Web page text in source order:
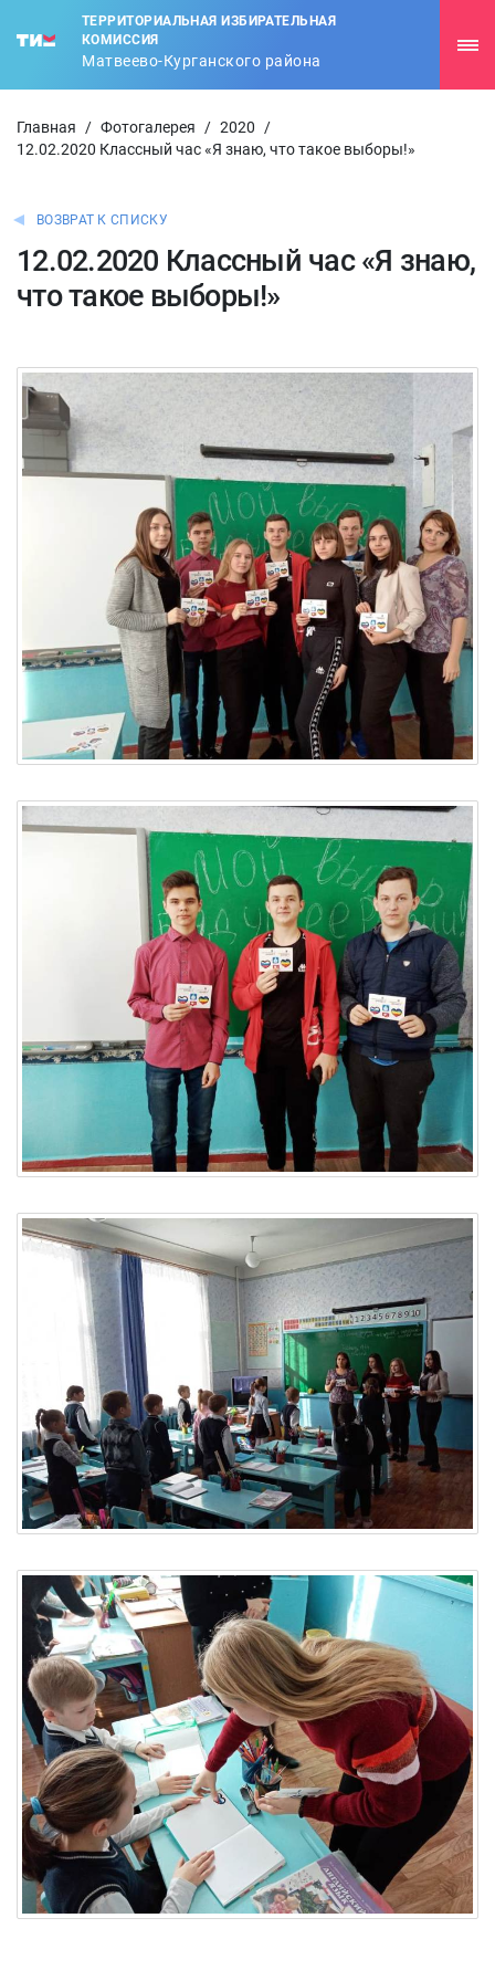
ТЕРРИТОРИАЛЬНАЯ ИЗБИРАТЕЛЬНАЯ
КОМИССИЯ
Матвеево-Курганского района
Главная / Фотогалерея / 2020
/
12.02.2020 Классный час «Я знаю, что такое выборы!»
ВОЗВРАТ К СПИСКУ
12.02.2020 Классный час «Я знаю,
что такое выборы!»